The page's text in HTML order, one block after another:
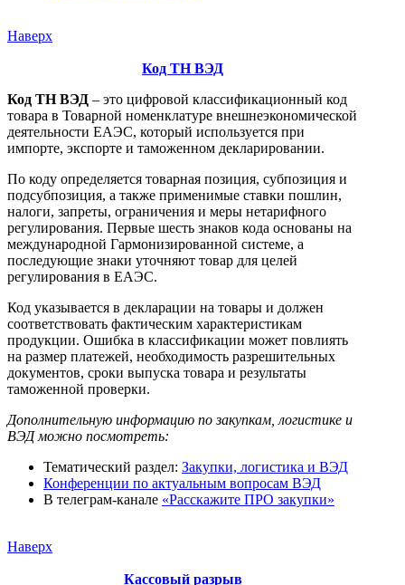
Наверх
Код ТН ВЭД
Код ТН ВЭД – это цифровой классификационный код
товара в Товарной номенклатуре внешнеэкономической
деятельности ЕАЭС, который используется при
импорте, экспорте и таможенном декларировании.
По коду определяется товарная позиция, субпозиция и
подсубпозиция, а также применимые ставки пошлин,
налоги, запреты, ограничения и меры нетарифного
регулирования. Первые шесть знаков кода основаны на
международной Гармонизированной системе, а
последующие знаки уточняют товар для целей
регулирования в ЕАЭС.
Код указывается в декларации на товары и должен
соответствовать фактическим характеристикам
продукции. Ошибка в классификации может повлиять
на размер платежей, необходимость разрешительных
документов, сроки выпуска товара и результаты
таможенной проверки.
Дополнительную информацию по закупкам, логистике и
ВЭД можно посмотреть:
Тематический раздел: Закупки, логистика и ВЭД
Конференции по актуальным вопросам ВЭД
В телеграм-канале «Расскажите ПРО закупки»
Наверх
Кассовый разрыв